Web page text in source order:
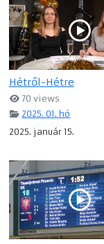
Hétről-Hétre
70 views
2025. 01. hó
2025. január 15.